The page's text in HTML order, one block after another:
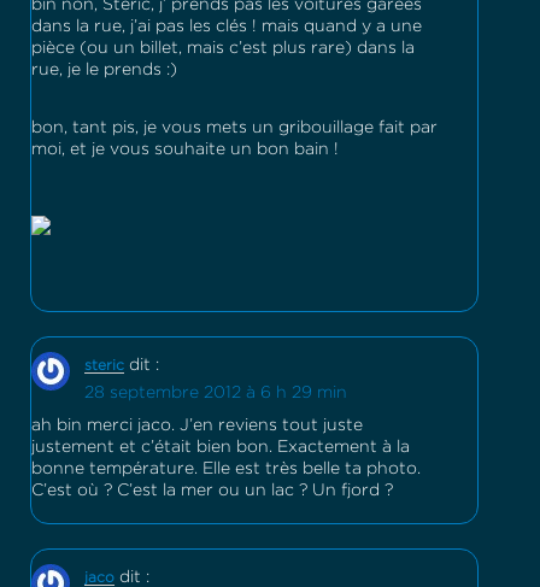
bin non, Stéric, j’ prends pas les voitures garées
dans la rue, j’ai pas les clés ! mais quand y a une
pièce (ou un billet, mais c’est plus rare) dans la
rue, je le prends :)
bon, tant pis, je vous mets un gribouillage fait par
moi, et je vous souhaite un bon bain !
steric dit :
28 septembre 2012 à 6 h 29 min
ah bin merci jaco. J’en reviens tout juste
justement et c’était bien bon. Exactement à la
bonne température. Elle est très belle ta photo.
C’est où ? C’est la mer ou un lac ? Un fjord ?
jaco dit :